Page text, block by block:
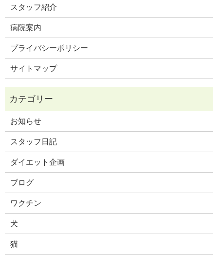
スタッフ紹介
病院案内
プライバシーポリシー
サイトマップ
お知らせ
スタッフ日記
ダイエット企画
ブログ
ワクチン
犬
猫